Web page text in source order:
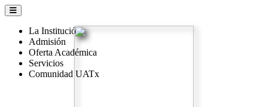
La Institución
Admisión
Oferta Académica
Servicios
Comunidad UATx